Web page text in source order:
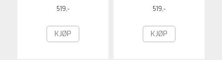
519,-
KJØP
519,-
KJØP